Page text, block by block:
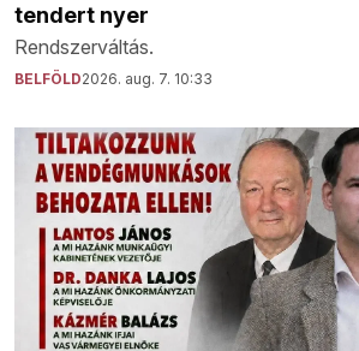
tendert nyer
Rendszerváltás.
BELFÖLD2026. aug. 7. 10:33